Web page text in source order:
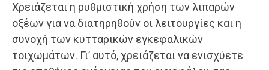
Χρειάζεται η ρυθμιστική χρήση των λιπαρών
οξέων για να διατηρηθούν οι λειτουργίες και η
συνοχή των κυτταρικών εγκεφαλικών
τοιχωμάτων. Γι’ αυτό, χρειάζεται να ενισχύετε